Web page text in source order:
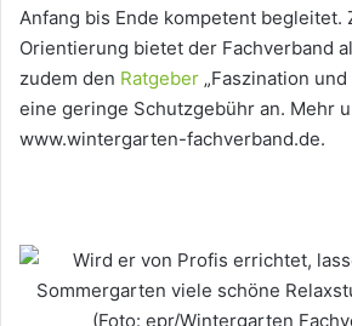
Anfang bis Ende kompetent begleitet.
Orientierung bietet der Fachverband
zudem den Ratgeber „Faszination
eine geringe Schutzgebühr an. Mehr
www.wintergarten-fachverband.de.